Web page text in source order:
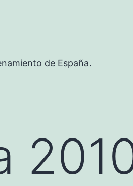
de España.